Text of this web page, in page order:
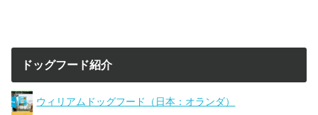
ドッグフード紹介
ウィリアムドッグフード（日本：オランダ）